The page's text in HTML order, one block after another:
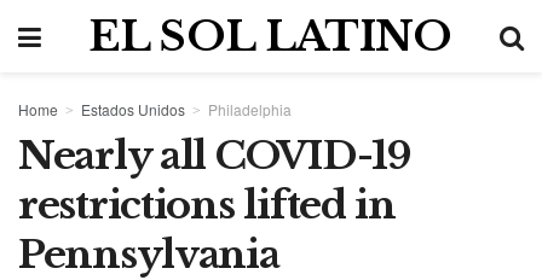
EL SOL LATINO
Home Estados Unidos Philadelphia
Nearly all COVID-19
restrictions lifted in
Pennsylvania